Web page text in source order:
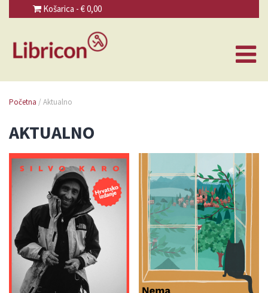
Košarica - €0,00
Početna / Aktualno
AKTUALNO